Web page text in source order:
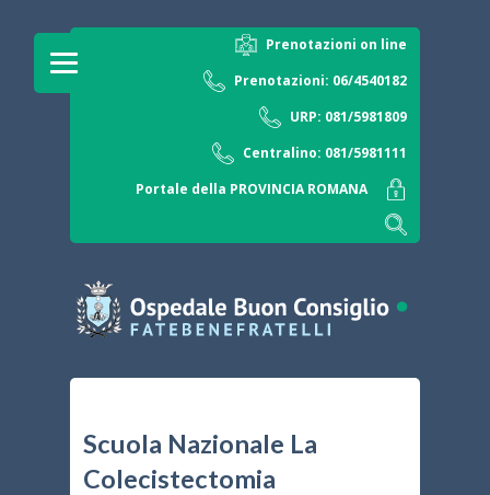
Prenotazioni on line
Prenotazioni: 06/4540182
URP: 081/5981809
Centralino: 081/5981111
Portale della PROVINCIA ROMANA
Scuola Nazionale La
Colecistectomia